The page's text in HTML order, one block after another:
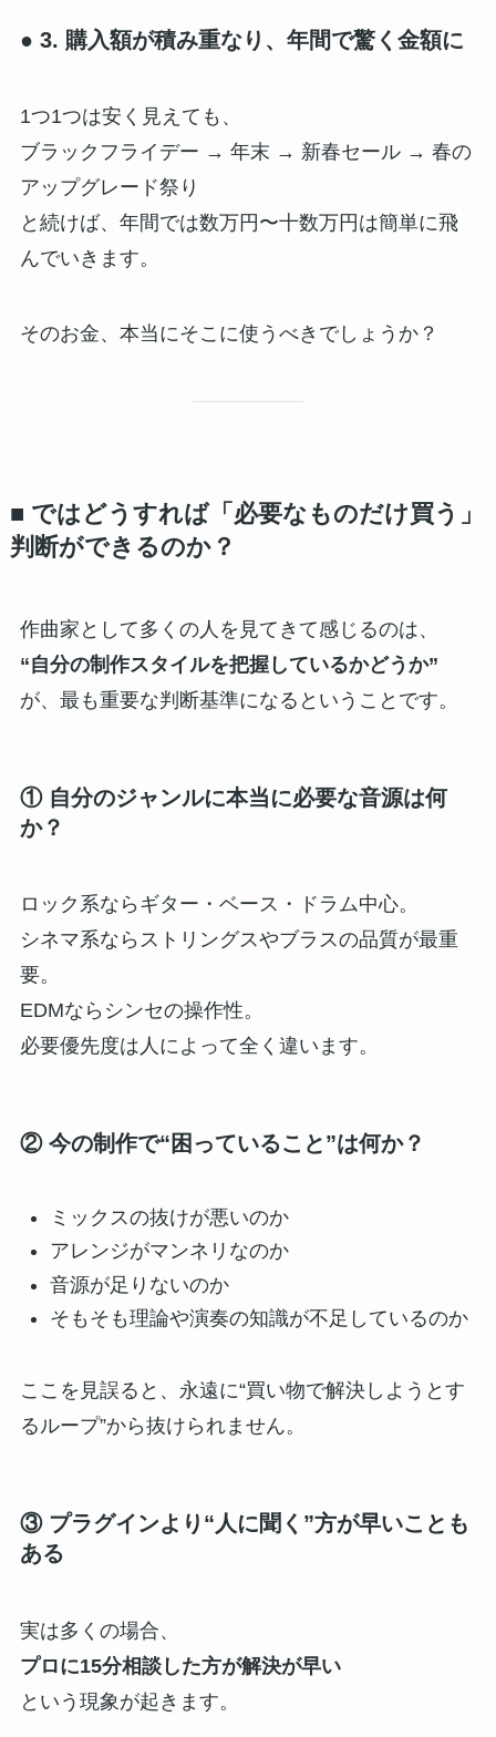
● 3. 購入額が積み重なり、年間で驚く金額に
1つ1つは安く見えても、
ブラックフライデー → 年末 → 新春セール → 春の
アップグレード祭り
と続けば、年間では数万円〜十数万円は簡単に飛
んでいきます。
そのお金、本当にそこに使うべきでしょうか？
■ ではどうすれば「必要なものだけ買う」
判断ができるのか？
作曲家として多くの人を見てきて感じるのは、
“自分の制作スタイルを把握しているかどうか”
が、最も重要な判断基準になるということです。
① 自分のジャンルに本当に必要な音源は何
か？
ロック系ならギター・ベース・ドラム中心。
シネマ系ならストリングスやブラスの品質が最重
要。
EDMならシンセの操作性。
必要優先度は人によって全く違います。
② 今の制作で“困っていること”は何か？
ミックスの抜けが悪いのか
アレンジがマンネリなのか
音源が足りないのか
そもそも理論や演奏の知識が不足しているのか
ここを見誤ると、永遠に“買い物で解決しようとす
るループ”から抜けられません。
③ プラグインより“人に聞く”方が早いことも
ある
実は多くの場合、
プロに15分相談した方が解決が早い
という現象が起きます。